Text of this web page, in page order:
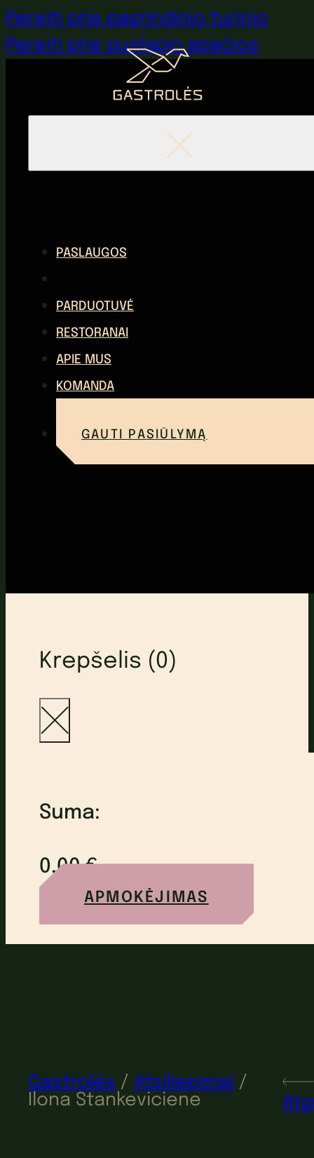
Pereiti prie pagrindinio turinio
Pereiti prie puslapio apačios
PASLAUGOS
PARDUOTUVĖ
RESTORANAI
APIE MUS
KOMANDA
GAUTI PASIŪLYMĄ
Krepšelis (0)
Suma:
0,00€
APMOKĖJIMAS
Gastrolės / Atsiliepimai /
Ilona Stankeviciene